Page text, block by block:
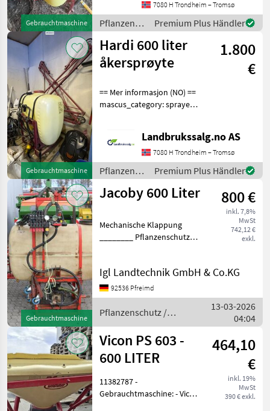
Gebrauchtmaschine
liters Working width:
approx. 9 meters Foam ball
mark r 1 cle
7080 H Trondheim – Tromsø
Pflanzenschutz
/ Hardi
Premium Plus Händler
Gebrauchtmaschine
Hardi 600 liter
åkersprøyte
1.800
€
== Mer informasjon (NO) ==
mascus_category: sprayers
See
en.landbrukssalg.no/6869
for more images
Spesifikasjon
Landbrukssalg.no AS
7080 H Trondheim – Tromsø
Pflanzenschutz
/ Hardi
Premium Plus Händler
Gebrauchtmaschine
Jacoby 600 Liter 800 €
inkl. 7,8%
MwSt
742,12 €
exkl.
Mechanische Klappung
________ Pflanzenschutz
Igl Landtechnik GmbH & Co.KG
92536 Pfreimd
Pflanzenschutz /
Jacoby
13-03-2026
04:04
Vicon PS 603 -
600 LITER
464,10
€
inkl. 19%
MwSt
390 € exkl.
11382787 -
Gebrauchtmaschine: - Vicon